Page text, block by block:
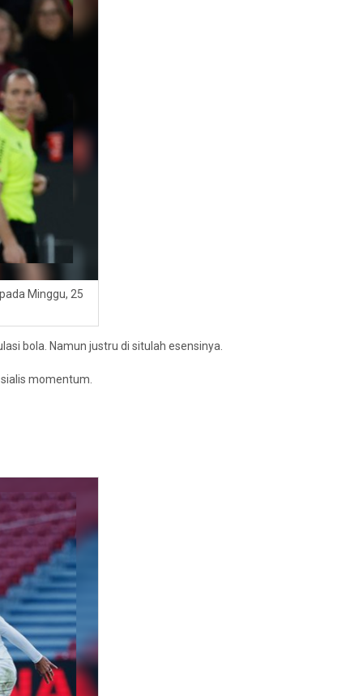
Minggu, 25
bola. Namun justru di situlah esensinya.
momentum.